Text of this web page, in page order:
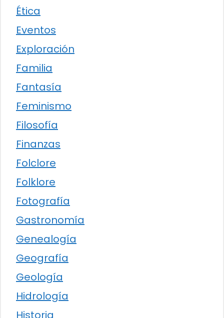
Ética
Eventos
Exploración
Familia
Fantasía
Feminismo
Filosofía
Finanzas
Folclore
Folklore
Fotografía
Gastronomía
Genealogía
Geografía
Geología
Hidrología
Historia